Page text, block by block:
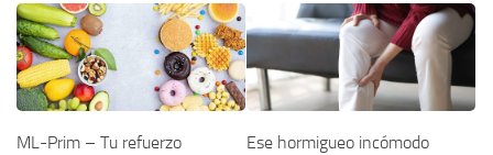
ML-Prim – Tu refuerzo
Ese hormigueo incómodo